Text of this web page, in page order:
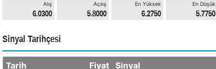
Alış
6.0300
Açılış
5.8000
En Yüksek
6.2750
En Düşük
5.7750
Sinyal Tarihçesi
Tarih Fiyat Sinyal